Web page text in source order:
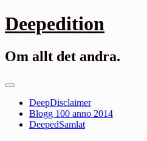
Gå
till
Deepedition
Om allt det andra.
Primär
DeepDisclaimer
Blogg 100 anno 2014
DeepedSamlat